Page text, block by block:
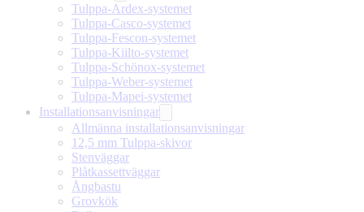
Tulppa-Ardex-systemet
Tulppa-Casco-systemet
Tulppa-Fescon-systemet
Tulppa-Kiilto-systemet
Tulppa-Schönox-systemet
Tulppa-Weber-systemet
Tulppa-Mapei-systemet
Installationsanvisningar
Allmänna installationsanvisningar
12,5 mm Tulppa-skivor
Stenväggar
Plåtkassettväggar
Ångbastu
Grovkök